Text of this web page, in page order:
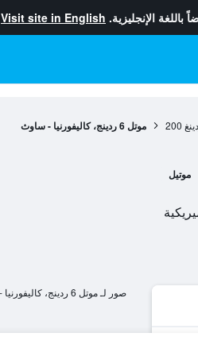
باللغة الإنجليزية. Visit site in English
200 موتل 6 ردينج، كاليفورنيا - ساوث
موتيل
صور لـ موتل 6 ردينج، كاليفورنيا - ساوث